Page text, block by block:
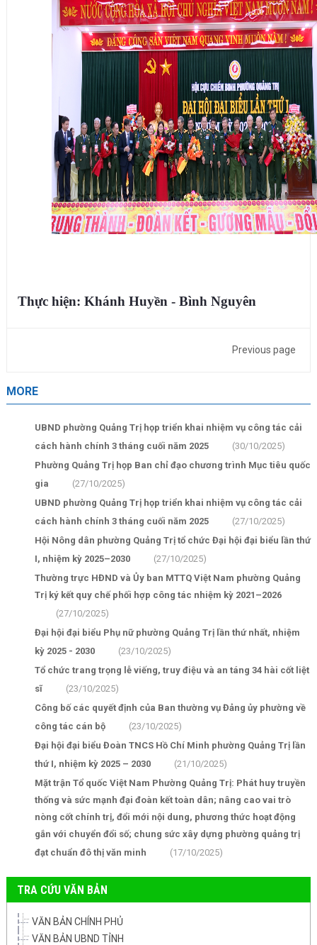
Thực hiện: Khánh Huyền - Bình Nguyên
Previous page
MORE
UBND phường Quảng Trị họp triển khai nhiệm vụ công tác cải
cách hành chính 3 tháng cuối năm 2025
(30/10/2025)
Phường Quảng Trị họp Ban chỉ đạo chương trình Mục tiêu quốc
gia
(27/10/2025)
UBND phường Quảng Trị họp triển khai nhiệm vụ công tác cải
cách hành chính 3 tháng cuối năm 2025
(27/10/2025)
Hội Nông dân phường Quảng Trị tổ chức Đại hội đại biểu lần thứ
I, nhiệm kỳ 2025–2030
(27/10/2025)
Thường trực HĐND và Ủy ban MTTQ Việt Nam phường Quảng
Trị ký kết quy chế phối hợp công tác nhiệm kỳ 2021–2026
(27/10/2025)
Đại hội đại biểu Phụ nữ phường Quảng Trị lần thứ nhất, nhiệm
kỳ 2025 - 2030
(23/10/2025)
Tổ chức trang trọng lễ viếng, truy điệu và an táng 34 hài cốt liệt
sĩ
(23/10/2025)
Công bố các quyết định của Ban thường vụ Đảng ủy phường về
công tác cán bộ
(23/10/2025)
Đại hội đại biểu Đoàn TNCS Hồ Chí Minh phường Quảng Trị lần
thứ I, nhiệm kỳ 2025 – 2030
(21/10/2025)
Mặt trận Tổ quốc Việt Nam Phường Quảng Trị: Phát huy truyền
thống và sức mạnh đại đoàn kết toàn dân; nâng cao vai trò
nòng cốt chính trị, đổi mới nội dung, phương thức hoạt động
gắn với chuyển đổi số; chung sức xây dựng phường quảng trị
đạt chuẩn đô thị văn minh
(17/10/2025)
TRA CỨU VĂN BẢN
VĂN BẢN CHÍNH PHỦ
VĂN BẢN UBND TỈNH